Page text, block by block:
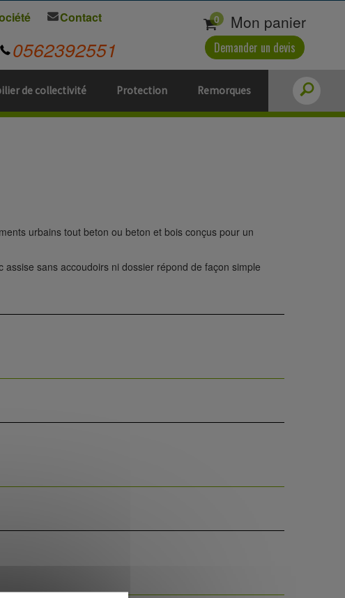
de collectivité Protection Remorques
Contact
0562392551
0 Mon panier
Demander un devis
urbains tout beton ou beton et bois conçus pour un
sans accoudoirs ni dossier répond de façon simple